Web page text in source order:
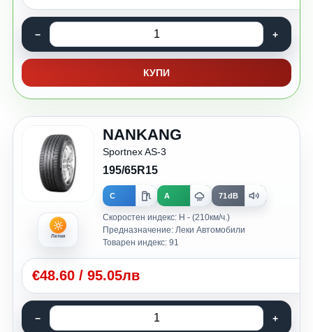
КУПИ
Летни
NANKANG
Sportnex AS-3
195/65R15
C A 71dB
Скоростен индекс: H - (210км/ч.)
Предназначение: Леки Автомобили
Товарен индекс: 91
€48.60 / 95.05лв